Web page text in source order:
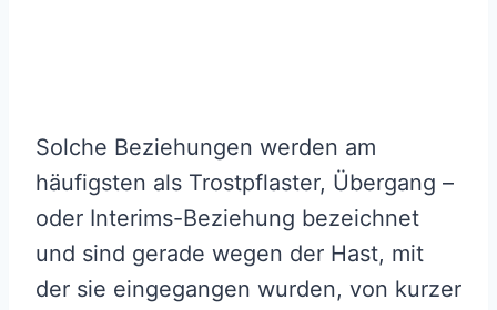
Solche Beziehungen werden am
häufigsten als Trostpflaster, Übergang –
oder Interims-Beziehung bezeichnet
und sind gerade wegen der Hast, mit
der sie eingegangen wurden, von kurzer